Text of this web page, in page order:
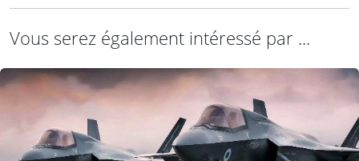
Vous serez également intéressé par ...